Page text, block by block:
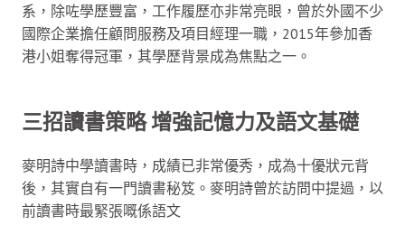
系，除咗學歷豐富，工作履歷亦非常亮眼，曾於外國不少
國際企業擔任顧問服務及項目經理一職，2015年參加香
港小姐奪得冠軍，其學歷背景成為焦點之一。
三招讀書策略 增強記憶力及語文基礎
麥明詩中學讀書時，成績已非常優秀，成為十優狀元背
後，其實自有一門讀書秘笈。麥明詩曾於訪問中提過，以
前讀書時最緊張嘅係語文